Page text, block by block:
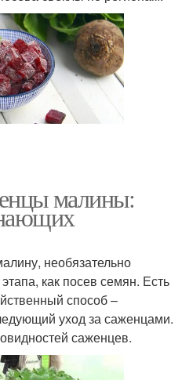
малины:
необязательно
как посев семян. Есть
способ –
уход за саженцами.
саженцев.